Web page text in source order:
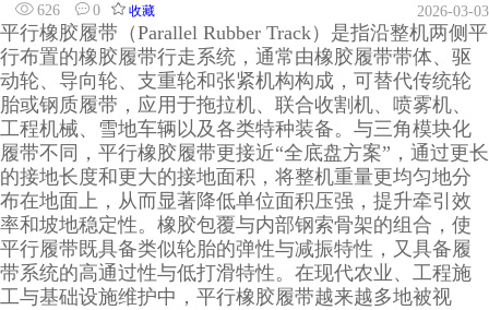
626
0 收藏 2026-03-03
平行橡胶履带（Parallel Rubber Track）是指沿整机两侧平
行布置的橡胶履带行走系统，通常由橡胶履带带体、驱
动轮、导向轮、支重轮和张紧机构构成，可替代传统轮
胎或钢质履带，应用于拖拉机、联合收割机、喷雾机、
工程机械、雪地车辆以及各类特种装备。与三角模块化
履带不同，平行橡胶履带更接近“全底盘方案”，通过更长
的接地长度和更大的接地面积，将整机重量更均匀地分
布在地面上，从而显著降低单位面积压强，提升牵引效
率和坡地稳定性。橡胶包覆与内部钢索骨架的组合，使
平行履带既具备类似轮胎的弹性与减振特性，又具备履
带系统的高通过性与低打滑特性。在现代农业、工程施
工与基础设施维护中，平行橡胶履带越来越多地被视